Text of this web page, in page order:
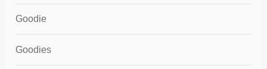
Goodie
Goodies